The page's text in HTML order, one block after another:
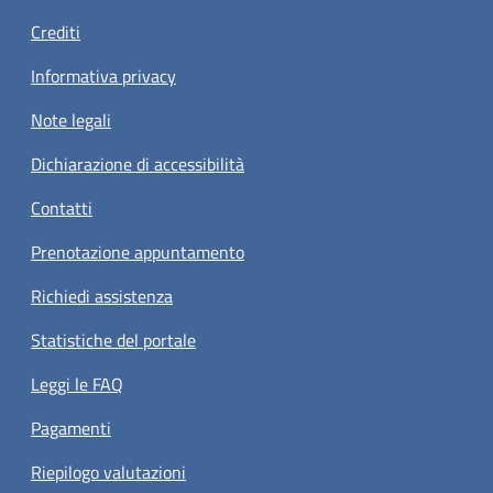
Crediti
Informativa privacy
Note legali
Dichiarazione di accessibilità
Contatti
Prenotazione appuntamento
Richiedi assistenza
Statistiche del portale
Leggi le FAQ
Pagamenti
Riepilogo valutazioni